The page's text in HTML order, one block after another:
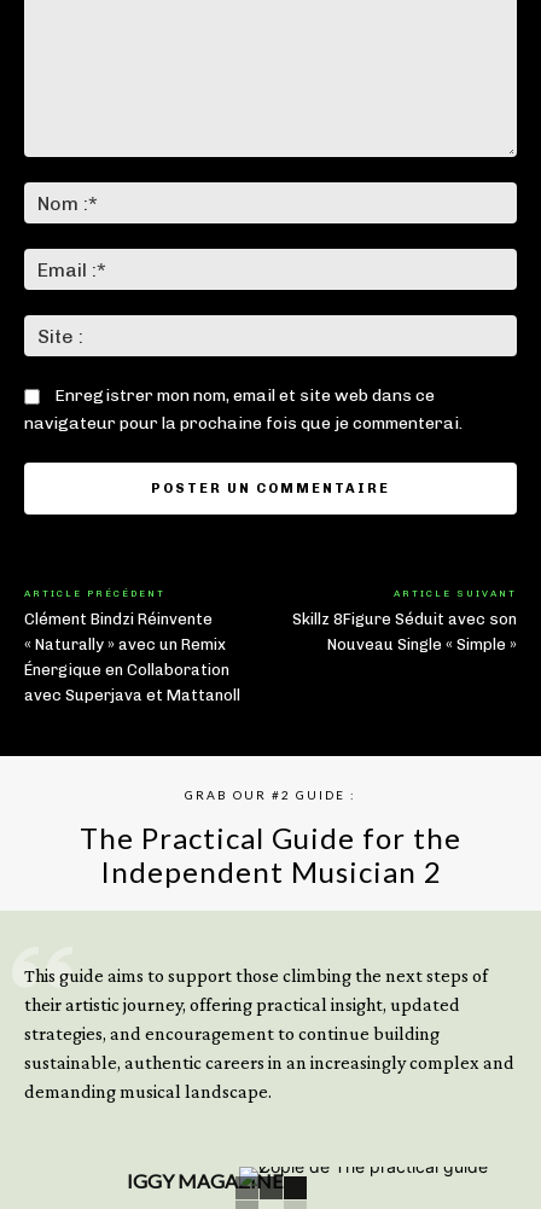
:*
:*
:
Enregistrer mon nom, email et site web dans ce
navigateur pour la prochaine fois que je commenterai.
ARTICLE PRÉCÉDENT
Clément Bindzi Réinvente
« Naturally » avec un Remix
Énergique en Collaboration
avec Superjava et Mattanoll
ARTICLE SUIVANT
Skillz 8Figure Séduit avec son
Nouveau Single « Simple »
GRAB OUR #2 GUIDE :
The Practical Guide for the
Independent Musician 2
This guide aims to support those climbing the next steps of
their artistic journey, offering practical insight, updated
strategies, and encouragement to continue building
sustainable, authentic careers in an increasingly complex and
demanding musical landscape.
IGGY MAGAZINE